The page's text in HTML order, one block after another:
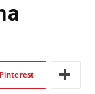
Pinterest